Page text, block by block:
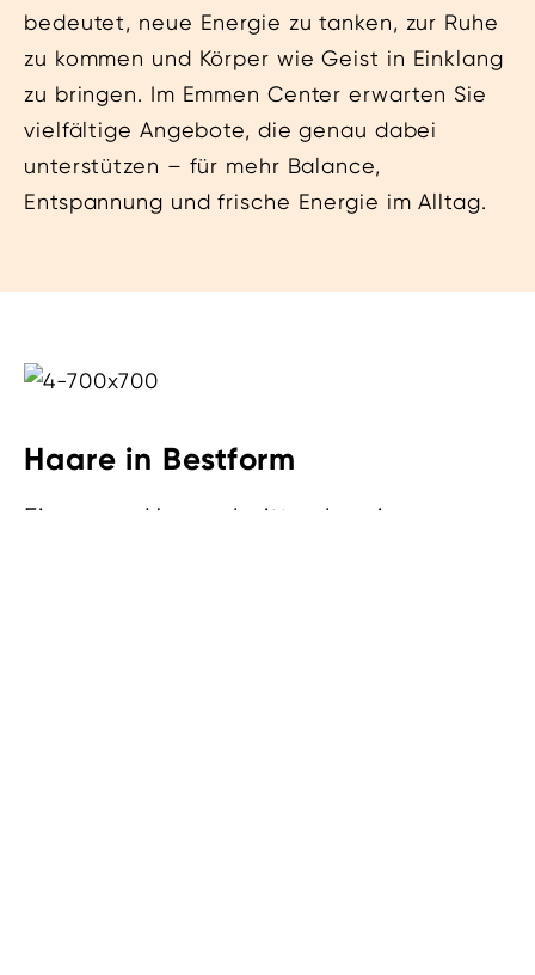
bedeutet, neue Energie zu tanken, zur Ruhe
zu kommen und Körper wie Geist in Einklang
zu bringen. Im Emmen Center erwarten Sie
vielfältige Angebote, die genau dabei
unterstützen – für mehr Balance,
Entspannung und frische Energie im Alltag.
Haare in Bestform
Ein neuer Haarschnitt oder eine